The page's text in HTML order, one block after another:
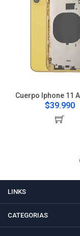
Cuerpo Iphone 11
$39.990
LINKS
CATEGORIAS